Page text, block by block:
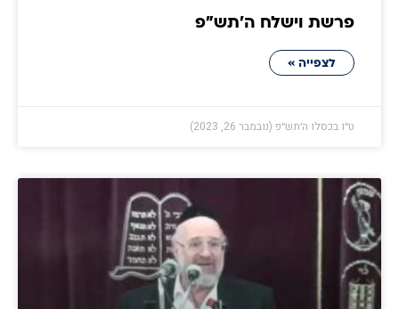
פרשת וישלח ה׳תש״פ
לצפייה »
ט״ו בכסלו ה׳תש״פ (נובמבר 26, 2023)